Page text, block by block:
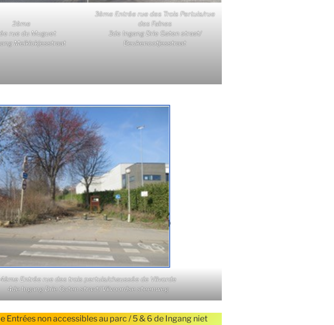
2ème
rue du Muguet
Meiklokjesstraat
3ème Entrée rue des Trois Pertuis/rue
des Faînes
3de Ingang Drie Gaten straat/
Beukenootjesstraat
4ème Entrée rue des trois pertuis/chaussée de Vilvorde
4de Ingang Drie Gaten straat/ Vilvoordse steenweg
Entrées non accessibles au parc / 5 & 6 de Ingang niet